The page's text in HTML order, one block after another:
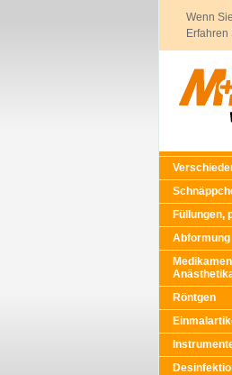
Wenn
Füllungen,
Abformung
Röntgen